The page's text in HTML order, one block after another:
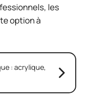
les
option à
: acrylique,